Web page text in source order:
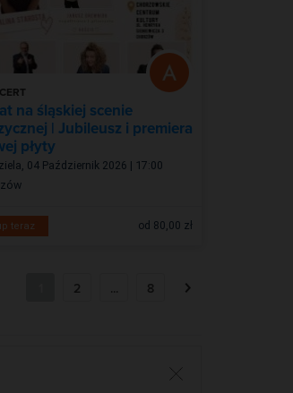
na śląskiej scenie
| Jubileusz i premiera
płyty
04 Październik 2026 | 17:00
teraz od 80,00 zł
2 ... 8